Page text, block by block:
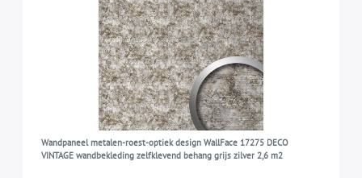
Wandpaneel metalen-roest-optiek design WallFace 17275 DECO
VINTAGE wandbekleding zelfklevend behang grijs zilver 2,6 m2